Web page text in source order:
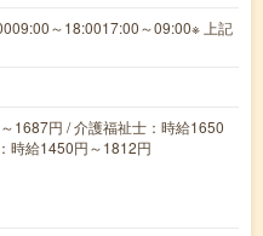
～18:0017:00～09:00※ 上記
1687円 / 介護福祉士：時給1650
時給1450円～1812円